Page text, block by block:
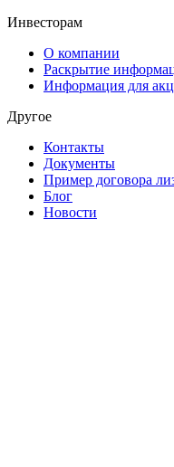
Инвесторам
О компании
Раскрытие
Информация для
Другое
Контакты
Документы
Пример договора
Блог
Новости